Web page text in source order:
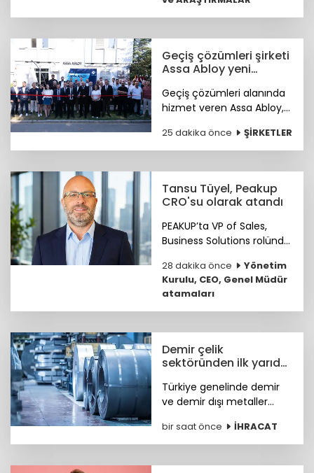
zekâya hazır kurum
kültürünün genç çalışan
temel unsurlar olduğunu
ortaya koydu.
Geçiş çözümleri şirketi
Assa Abloy yeni
Geçiş çözümleri alanında
hizmet veren Assa Abloy,
yeni showroomuyla
güvenlik ve erişim
buluşturuyor.
25 dakika önce ŞİRKETLER
Tansu Tüyel, Peakup
CRO'su olarak atandı
PEAKUP’ta VP of Sales,
Business Solutions rolünde
Tansu Tüyel, bundan
sonra görevine Chief
Revenue Officer (CRO)
olarak devam edecek.
28 dakika önce
Yönetim
Kurulu, CEO, Genel Müdür
atamaları
Demir çelik
sektöründen ilk yarıda
performansı
Türkiye genelinde demir
ve demir dışı metaller
yüzde 11,7 artışla 7,2 milyar
dolara, çelik ihracatı ise
bir saat önce İHRACAT